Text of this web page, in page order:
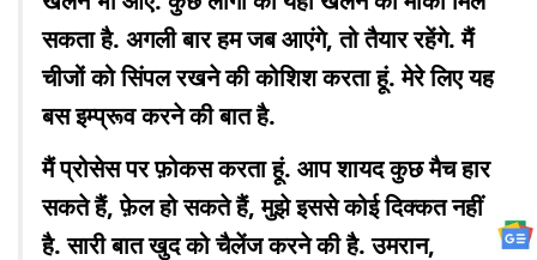
सकता है. अगली बार हम जब आएंगे, तो तैयार रहेंगे. मैं
चीजों को सिंपल रखने की कोशिश करता हूं. मेरे लिए यह
बस इम्प्रूव करने की बात है.
मैं प्रोसेस पर फ़ोकस करता हूं. आप शायद कुछ मैच हार
सकते हैं, फ़ेल हो सकते हैं, मुझे इससे कोई दिक्कत नहीं
है. सारी बात खुद को चैलेंज करने की है. उमरान,